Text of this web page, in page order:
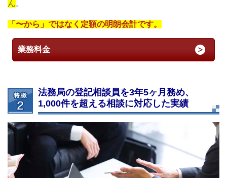
ん。
「〜から」ではなく定額の明朗会計です。
業務料金
法務局の登記相談員を3年5ヶ月務め、
1,000件を超える相談に対応した実績